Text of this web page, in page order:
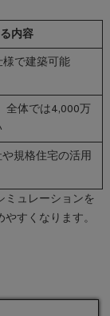
内容
様で建築可能
全体では4,000万
規格住宅の活用
ミュレーションを
すくなります。